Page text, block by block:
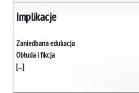
Implikacje
Zaniedbana edukacja
Obłuda i fikcja
[...]